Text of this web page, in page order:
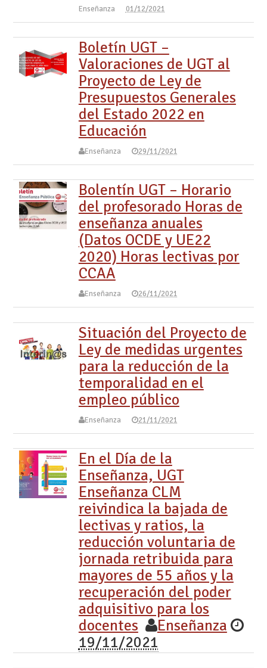
Enseñanza 01/12/2021
Boletín UGT –
Valoraciones de UGT al
Proyecto de Ley de
Presupuestos Generales
del Estado 2022 en
Educación
Enseñanza 29/11/2021
Bolentín UGT – Horario
del profesorado Horas de
enseñanza anuales
(Datos OCDE y UE22
2020) Horas lectivas por
CCAA
Enseñanza 26/11/2021
Situación del Proyecto de
Ley de medidas urgentes
para la reducción de la
temporalidad en el
empleo público
Enseñanza 21/11/2021
En el Día de la
Enseñanza, UGT
Enseñanza CLM
reivindica la bajada de
lectivas y ratios, la
reducción voluntaria de
jornada retribuida para
mayores de 55 años y la
recuperación del poder
adquisitivo para los
docentes
Enseñanza
19/11/2021